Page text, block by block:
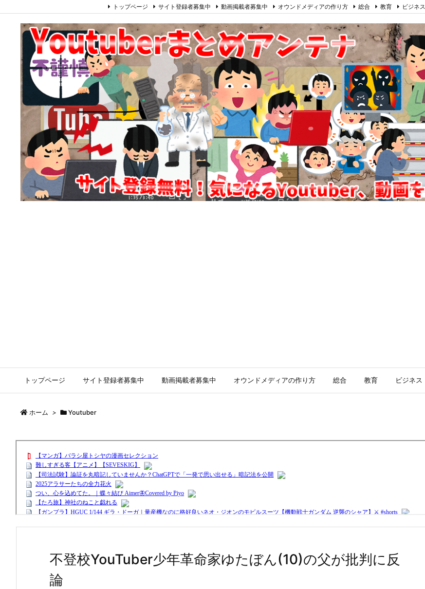
トップページ サイト登録者募集中 動画掲載者募集中 オウンドメディアの作り方 総合 教育 ビジネス
トップページ サイト登録者募集中 動画掲載者募集中 オウンドメディアの作り方 総合 教育 ビジネス
ホーム > Youtuber
不登校YouTuber少年革命家ゆたぼん(10)の父が批判に反
論